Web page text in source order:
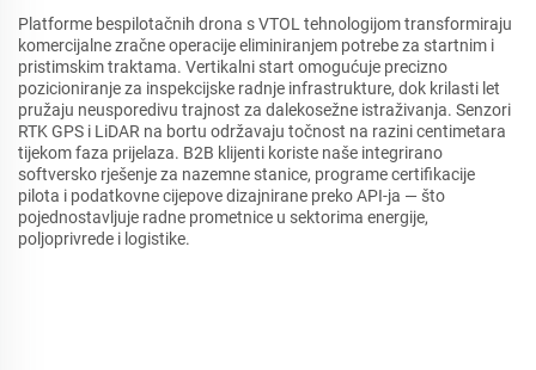
Platforme bespilotačnih drona s VTOL tehnologijom transformiraju
komercijalne zračne operacije eliminiranjem potrebe za startnim i
pristimskim traktama. Vertikalni start omogućuje precizno
pozicioniranje za inspekcijske radnje infrastrukture, dok krilasti let
pružaju neusporedivu trajnost za dalekosežne istraživanja. Senzori
RTK GPS i LiDAR na bortu održavaju točnost na razini centimetara
tijekom faza prijelaza. B2B klijenti koriste naše integrirano
softversko rješenje za nazemne stanice, programe certifikacije
pilota i podatkovne cijepove dizajnirane preko API-ja — što
pojednostavljuje radne prometnice u sektorima energije,
poljoprivrede i logistike.